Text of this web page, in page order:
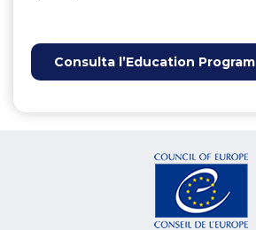
Consulta l’Education Program